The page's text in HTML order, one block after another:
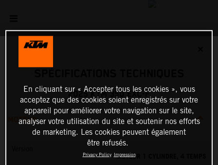
2025 KTM 350 EXC-F
MOTEUR
MOTEUR 1 CYLINDRE, 4 TEMPS
En cliquant sur « Accepter tous les cookies », vous
acceptez que des cookies soient enregistrés sur votre
appareil pour améliorer votre navigation sur le site,
analyser votre utilisation du site et soutenir nos efforts
de marketing. Les cookies peuvent également
être refusés.
Privacy Policy Impression